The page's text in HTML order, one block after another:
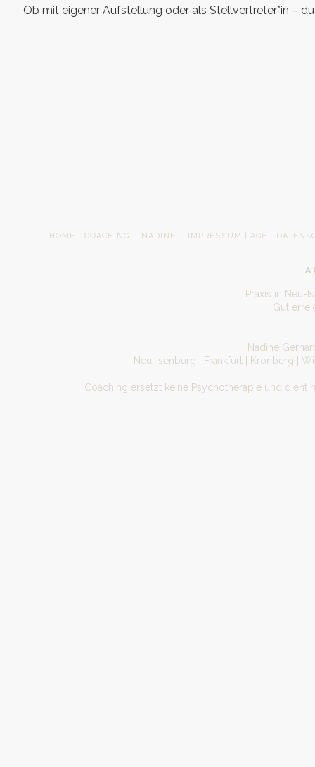
Ob mit eigener Aufstellung oder als Stellvertreter*in –
HOME COACHING NADINE IMPRESSUM | AGB
Praxis in Neu-
Gut
Nadine
Neu-Isenburg | Frankfurt | Kronberg |
Coaching ersetzt keine Psychotherapie und